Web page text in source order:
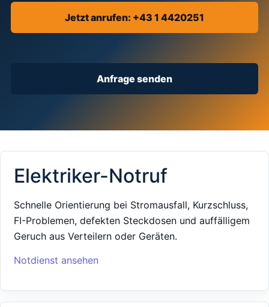
Jetzt anrufen: +43 1 4420251
Anfrage senden
Elektriker-Notruf
Schnelle Orientierung bei Stromausfall, Kurzschluss,
FI-Problemen, defekten Steckdosen und auffälligem
Geruch aus Verteilern oder Geräten.
Notdienst ansehen